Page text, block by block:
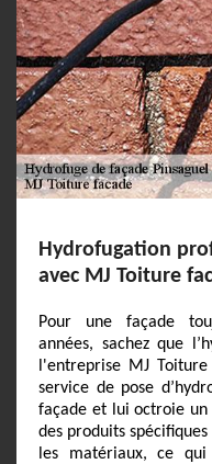
Hydrofugation
avec MJ Toiture
Pour une façade
années, sachez que
l'entreprise MJ
service de pose
façade et lui octroie un
des produits
les matériaux, ce